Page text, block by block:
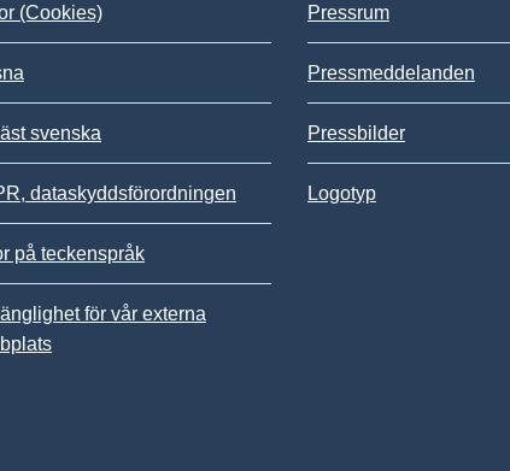
(Cookies)
svenska
dataskyddsförordningen
på teckenspråk
för vår externa
Pressrum
Pressmeddelanden
Pressbilder
Logotyp